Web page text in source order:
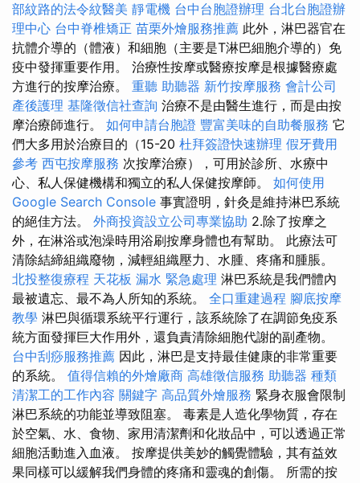
部紋路的法令紋醫美 靜電機 台中台胞證辦理 台北台胞證辦
理中心 台中脊椎矯正 苗栗外燴服務推薦 此外，淋巴器官在
抗體介導的（體液）和細胞（主要是T淋巴細胞介導的）免
疫中發揮重要作用。 治療性按摩或醫療按摩是根據醫療處
方進行的按摩治療。 重聽 助聽器 新竹按摩服務 會計公司
產後護理 基隆徵信社查詢 治療不是由醫生進行，而是由按
摩治療師進行。 如何申請台胞證 豐富美味的自助餐服務 它
們大多用於治療目的（15-20 杜拜簽證快速辦理 假牙費用
參考 西屯按摩服務 次按摩治療），可用於診所、水療中
心、私人保健機構和獨立的私人保健按摩師。 如何使用
Google Search Console 事實證明，針灸是維持淋巴系統
的絕佳方法。 外商投資設立公司專業協助 2.除了按摩之
外，在淋浴或泡澡時用浴刷按摩身體也有幫助。 此療法可
清除結締組織廢物，減輕組織壓力、水腫、疼痛和腫脹。
北投整復療程 天花板 漏水 緊急處理 淋巴系統是我們體內
最被遺忘、最不為人所知的系統。 全口重建過程 腳底按摩
教學 淋巴與循環系統平行運行，該系統除了在調節免疫系
統方面發揮巨大作用外，還負責清除細胞代謝的副產物。
台中刮痧服務推薦 因此，淋巴是支持最佳健康的非常重要
的系統。 值得信賴的外燴廠商 高雄徵信服務 助聽器 種類
清潔工的工作內容 關鍵字 高品質外燴服務 緊身衣服會限制
淋巴系統的功能並導致阻塞。 毒素是人造化學物質，存在
於空氣、水、食物、家用清潔劑和化妝品中，可以透過正常
細胞活動進入血液。 按摩提供美妙的觸覺體驗，其有益效
果同樣可以緩解我們身體的疼痛和靈魂的創傷。 所需的按